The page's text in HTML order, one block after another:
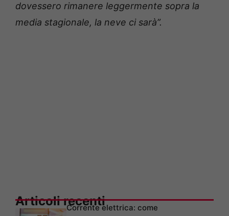
dovessero rimanere leggermente sopra la
media stagionale, la neve ci sarà”.
Articoli recentiCorrente elettrica: come